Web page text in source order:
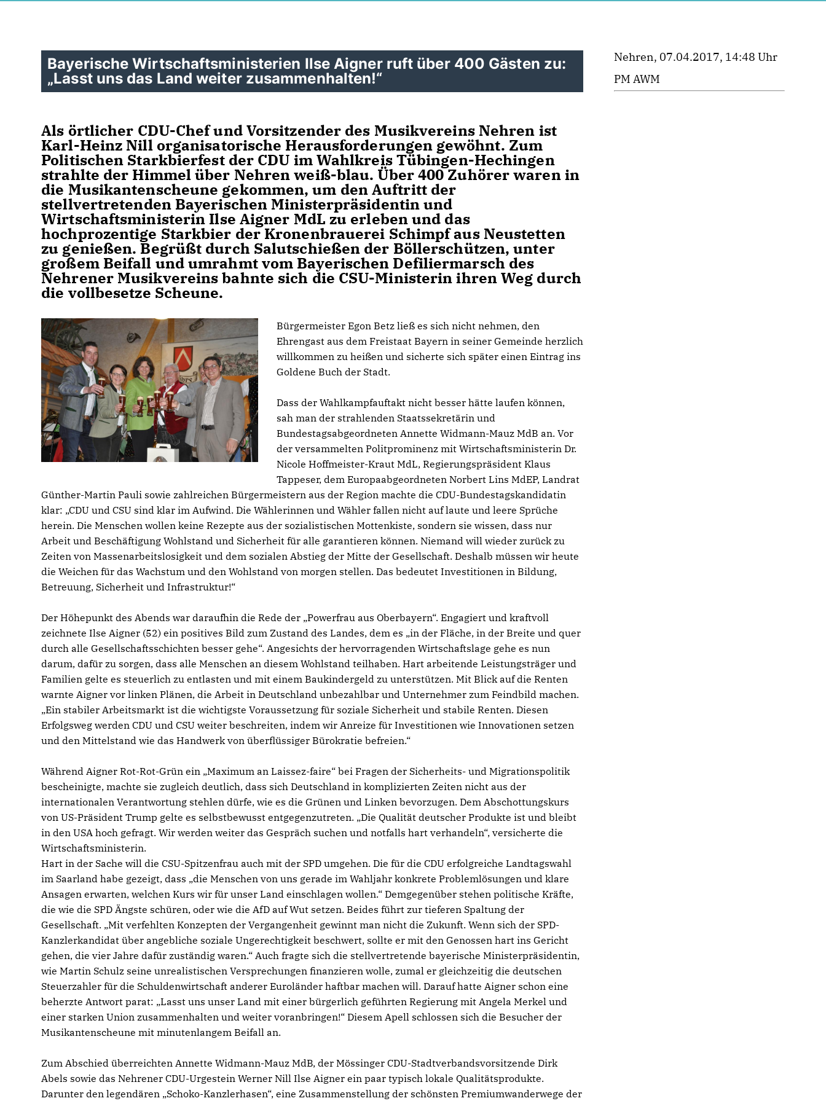
Bayerische Wirtschaftsministerien Ilse Aigner ruft über 400 Gästen zu:
Lasst uns das Land weiter zusammenhalten!“
Als örtlicher CDU-Chef und Vorsitzender des Musikvereins Nehren ist
Karl-Heinz Nill organisatorische Herausforderungen gewöhnt. Zum
Politischen Starkbierfest der CDU im Wahlkreis Tübingen-Hechingen
strahlte der Himmel über Nehren weiß-blau. Über 400 Zuhörer waren in
die Musikantenscheune gekommen, um den Auftritt der
stellvertretenden Bayerischen Ministerpräsidentin und
Wirtschaftsministerin Ilse Aigner MdL zu erleben und das
hochprozentige Starkbier der Kronenbrauerei Schimpf aus Neustetten
zu genießen. Begrüßt durch Salutschießen der Böllerschützen, unter
großem Beifall und umrahmt vom Bayerischen Defiliermarsch des
Nehrener Musikvereins bahnte sich die CSU-Ministerin ihren Weg durch
die vollbesetze Scheune.
Bürgermeister Egon Betz ließ es sich nicht nehmen, den
Ehrengast aus dem Freistaat Bayern in seiner Gemeinde herzlich
willkommen zu heißen und sicherte sich später einen Eintrag ins
Goldene Buch der Stadt.
Dass der Wahlkampfauftakt nicht besser hätte laufen können,
sah man der strahlenden Staatssekretärin und
Bundestagsabgeordneten Annette Widmann-Mauz MdB an. Vor
der versammelten Politprominenz mit Wirtschaftsministerin Dr.
Nicole Hoffmeister-Kraut MdL, Regierungspräsident Klaus
Tappeser, dem Europaabgeordneten Norbert Lins MdEP, Landrat
Günther-Martin Pauli sowie zahlreichen Bürgermeistern aus der Region machte die CDU-Bundestagskandidatin
klar: „CDU und CSU sind klar im Aufwind. Die Wählerinnen und Wähler fallen nicht auf laute und leere Sprüche
herein. Die Menschen wollen keine Rezepte aus der sozialistischen Mottenkiste, sondern sie wissen, dass nur
Arbeit und Beschäftigung Wohlstand und Sicherheit für alle garantieren können. Niemand will wieder zurück zu
Zeiten von Massenarbeitslosigkeit und dem sozialen Abstieg der Mitte der Gesellschaft. Deshalb müssen wir heute
die Weichen für das Wachstum und den Wohlstand von morgen stellen. Das bedeutet Investitionen in Bildung,
Betreuung, Sicherheit und Infrastruktur!“
Der Höhepunkt des Abends war daraufhin die Rede der „Powerfrau aus Oberbayern“. Engagiert und kraftvoll
zeichnete Ilse Aigner (52) ein positives Bild zum Zustand des Landes, dem es „in der Fläche, in der Breite und quer
durch alle Gesellschaftsschichten besser gehe“. Angesichts der hervorragenden Wirtschaftslage gehe es nun
darum, dafür zu sorgen, dass alle Menschen an diesem Wohlstand teilhaben. Hart arbeitende Leistungsträger und
Familien gelte es steuerlich zu entlasten und mit einem Baukindergeld zu unterstützen. Mit Blick auf die Renten
warnte Aigner vor linken Plänen, die Arbeit in Deutschland unbezahlbar und Unternehmer zum Feindbild machen.
Ein stabiler Arbeitsmarkt ist die wichtigste Voraussetzung für soziale Sicherheit und stabile Renten. Diesen
Erfolgsweg werden CDU und CSU weiter beschreiten, indem wir Anreize für Investitionen wie Innovationen setzen
und den Mittelstand wie das Handwerk von überflüssiger Bürokratie befreien.“
Während Aigner Rot-Rot-Grün ein „Maximum an Laissez-faire“ bei Fragen der Sicherheits- und Migrationspolitik
bescheinigte, machte sie zugleich deutlich, dass sich Deutschland in komplizierten Zeiten nicht aus der
internationalen Verantwortung stehlen dürfe, wie es die Grünen und Linken bevorzugen. Dem Abschottungskurs
von US-Präsident Trump gelte es selbstbewusst entgegenzutreten. „Die Qualität deutscher Produkte ist und bleibt
in den USA hoch gefragt. Wir werden weiter das Gespräch suchen und notfalls hart verhandeln“, versicherte die
Wirtschaftsministerin.
Hart in der Sache will die CSU-Spitzenfrau auch mit der SPD umgehen. Die für die CDU erfolgreiche Landtagswahl
im Saarland habe gezeigt, dass „die Menschen von uns gerade im Wahljahr konkrete Problemlösungen und klare
Ansagen erwarten, welchen Kurs wir für unser Land einschlagen wollen.“ Demgegenüber stehen politische Kräfte,
die wie die SPD Ängste schüren, oder wie die AfD auf Wut setzen. Beides führt zur tieferen Spaltung der
Gesellschaft. „Mit verfehlten Konzepten der Vergangenheit gewinnt man nicht die Zukunft. Wenn sich der SPD-
Kanzlerkandidat über angebliche soziale Ungerechtigkeit beschwert, sollte er mit den Genossen hart ins Gericht
gehen, die vier Jahre dafür zuständig waren.“ Auch fragte sich die stellvertretende bayerische Ministerpräsidentin,
wie Martin Schulz seine unrealistischen Versprechungen finanzieren wolle, zumal er gleichzeitig die deutschen
Steuerzahler für die Schuldenwirtschaft anderer Euroländer haftbar machen will. Darauf hatte Aigner schon eine
beherzte Antwort parat: „Lasst uns unser Land mit einer bürgerlich geführten Regierung mit Angela Merkel und
einer starken Union zusammenhalten und weiter voranbringen!“ Diesem Apell schlossen sich die Besucher der
Musikantenscheune mit minutenlangem Beifall an.
Zum Abschied überreichten Annette Widmann-Mauz MdB, der Mössinger CDU-Stadtverbandsvorsitzende Dirk
Abels sowie das Nehrener CDU-Urgestein Werner Nill Ilse Aigner ein paar typisch lokale Qualitätsprodukte.
Darunter den legendären „Schoko-Kanzlerhasen“, eine Zusammenstellung der schönsten Premiumwanderwege der
Nehren, 07.04.2017, 14:48 Uhr
PM AWM